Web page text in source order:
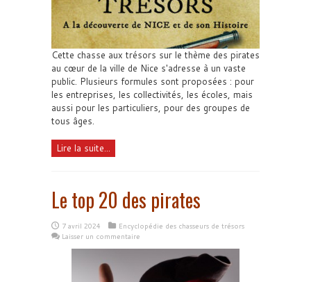
Cette chasse aux trésors sur le thème des pirates
au cœur de la ville de Nice s'adresse à un vaste
public. Plusieurs formules sont proposées : pour
les entreprises, les collectivités, les écoles, mais
aussi pour les particuliers, pour des groupes de
tous âges.
Lire la suite...
Le top 20 des pirates
7 avril 2024
Encyclopédie des chasseurs de trésors
Laisser un commentaire